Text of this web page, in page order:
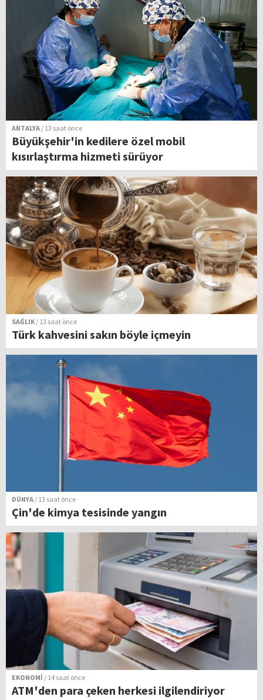
ANTALYA / 13 saat önce
Büyükşehir'in kedilere özel mobil
kısırlaştırma hizmeti sürüyor
SAĞLIK / 13 saat önce
Türk kahvesini sakın böyle içmeyin
DÜNYA / 13 saat önce
Çin'de kimya tesisinde yangın
EKONOMİ / 14 saat önce
ATM'den para çeken herkesi ilgilendiriyor